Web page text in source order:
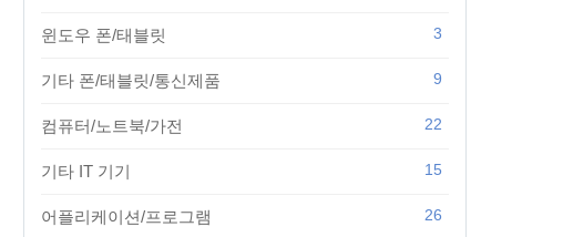
윈도우 폰/태블릿 3
기타 폰/태블릿/통신제품 9
컴퓨터/노트북/가전 22
기타 IT 기기 15
어플리케이션/프로그램 26